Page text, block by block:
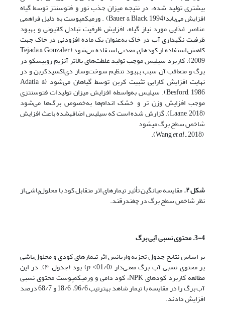
بیشتری تولید شده، در نتیجه میزان جذب نور و فتوسنتز توسط گیاه
افزایش می‌یابد(Bauer & Black, 1994) . ورمی­کمپوست به دلیل فراهمی
عناصر غذایی مورد نیاز گیاه، افزایش ظرفیت تبادل کاتیونی و بهبود
ظرفیت نگهداری آب در خاک به‌عنوان یک ماده افزودنی در خاک جهت
کاهش استفاده از کودهای معدنی استفاده می‌شود (Tejada & Gonzaler,
2009). کاربرد سیلیس موجب تولید غلظت‌های بالاتر آنزیم روبیسکو در
برگ و متعاقب آن سبب بهبود تنظیم سوخت‌وساز دی‌اکسیدکربن و در
نهایت افزایش کارایی تثبیت کربن توسط گیاهان می‌شود (Adatia &
Besford, 1986). سیلیس به‌واسطه افزایش میزان تولیدات فتوسنتزی
موجب افزایش وزن تر و خشک اندام‌ها به‌خصوص برگ‌ها می‌شود
(Laane, 2018). گزارش شده است که سیلیس اضافه­شده باعث افزایش
شاخص سطح برگ می­شود
(Wang
et al., 2018).
شکل۲.مقایسه میانگین تأثیر تیمارهای اثر متقابل کود با محلول‌پاشی از
نظر شاخص سطح برگ در چغندرقند.
3-4. محتوی نسبی آبی برگ
بر اساس نتایج جدول تجزیه واریانس اثر تیمارهای کودی و محلول‌پاشی
بر محتوی نسبی آب برگ معنی‌دار (01/0˂ p ) بود (جدول ۴). در این
مطالعه کاربرد کودهای NPK، کود دامی و ورمی­کمپوست محتوی نسبی
آب برگ را در مقایسه با تیمار شاهد به­ترتیب 96/6، 18/6 و 68/7 درصد
افزایش دادند.